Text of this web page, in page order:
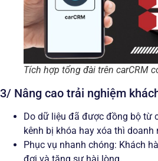
Tích hợp tổng đài trên carCRM
3/ Nâng cao trải nghiệm
Do dữ liệu đã được đồng bộ từ
kênh bị khóa hay xóa thì
Phục vụ nhanh chóng: Khách